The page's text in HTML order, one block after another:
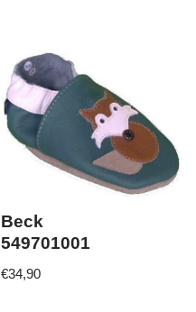
Beck
549701001
€34,90